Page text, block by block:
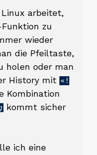
arbeitet,
zu
wieder
die Pfeiltaste,
holen oder man
History mit «!
Kombination
kommt sicher
ich eine